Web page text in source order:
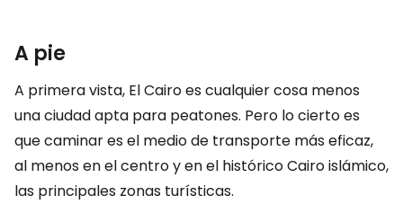
A pie
A primera vista, El Cairo es cualquier cosa menos
una ciudad apta para peatones. Pero lo cierto es
que caminar es el medio de transporte más eficaz,
al menos en el centro y en el histórico Cairo islámico,
las principales zonas turísticas.